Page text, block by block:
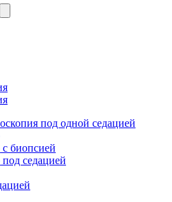
под одной седацией
биопсией
седацией